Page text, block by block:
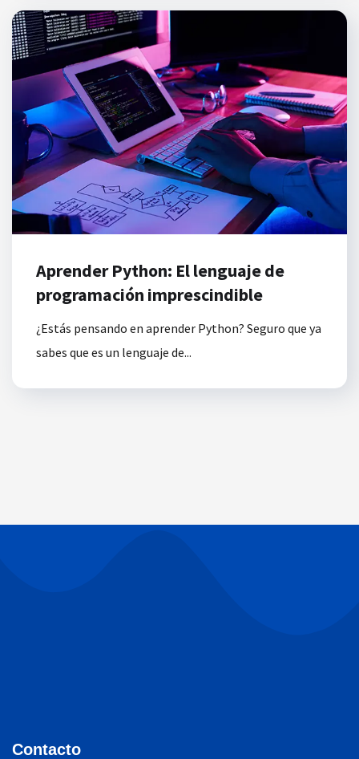
Aprender Python: El lenguaje de
programación imprescindible
¿Estás pensando en aprender Python? Seguro que ya
sabes que es un lenguaje de...
Contacto